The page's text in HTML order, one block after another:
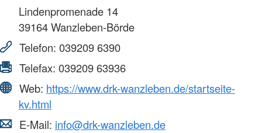
Lindenpromenade 14
39164Wanzleben-Börde
Telefon: 039209 6390
Telefax: 039209 63936
Web: https://www.drk-wanzleben.de/startseite-
kv.html
E-Mail: info@drk-wanzleben.de